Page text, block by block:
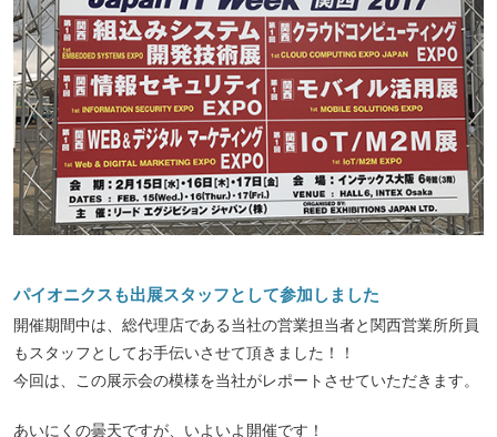
パイオニクスも出展スタッフとして参加しました
開催期間中は、総代理店である当社の営業担当者と関西営業所所員
もスタッフとしてお手伝いさせて頂きました！！
今回は、この展示会の模様を当社がレポートさせていただきます。
あいにくの曇天ですが、いよいよ開催です！